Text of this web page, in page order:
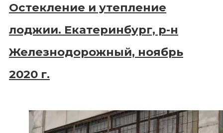
2021
г.»
Остекление и утепление
лоджии. Екатеринбург, р-н
Железнодорожный, ноябрь
2020 г.